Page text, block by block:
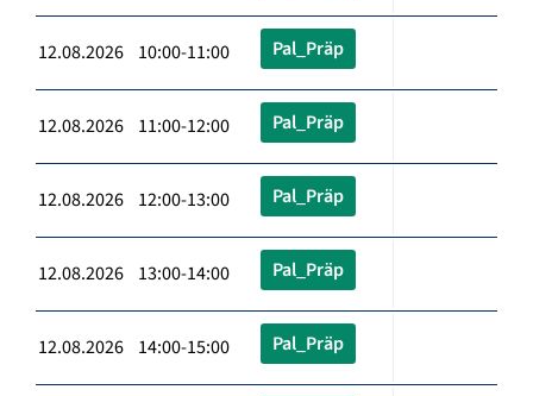
12.08.2026 10:00-11:00 Pal_Präp
12.08.2026 11:00-12:00 Pal_Präp
12.08.2026 12:00-13:00 Pal_Präp
12.08.2026 13:00-14:00 Pal_Präp
12.08.2026 14:00-15:00 Pal_Präp